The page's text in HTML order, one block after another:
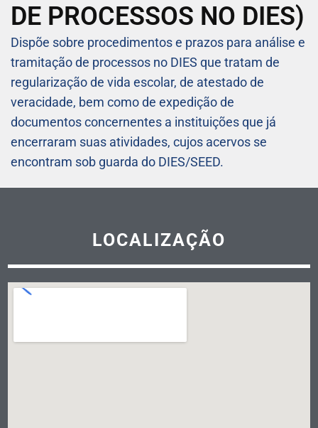
DE PROCESSOS NO DIES)
Dispõe sobre procedimentos e prazos para análise e
tramitação de processos no DIES que tratam de
regularização de vida escolar, de atestado de
veracidade, bem como de expedição de
documentos concernentes a instituições que já
encerraram suas atividades, cujos acervos se
encontram sob guarda do DIES/SEED.
LOCALIZAÇÃO